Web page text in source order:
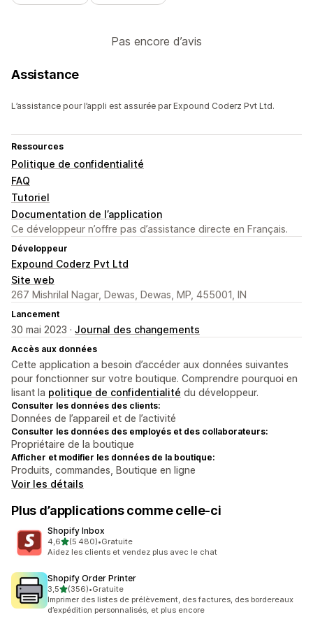
Pas encore d’avis
Assistance
L’assistance pour l’appli est assurée par Expound Coderz Pvt Ltd.
Ressources
Politique de confidentialité
FAQ
Tutoriel
Documentation de l’application
Ce développeur n’offre pas d’assistance directe en Français.
Développeur
Expound Coderz Pvt Ltd
Site web
267 Mishrilal Nagar, Dewas, Dewas, MP, 455001, IN
Lancement
30 mai 2023 · Journal des changements
Accès aux données
Cette application a besoin d’accéder aux données suivantes
pour fonctionner sur votre boutique. Comprendre pourquoi en
lisant la politique de confidentialité du développeur.
Consulter les données des clients:
Données de l’appareil et de l’activité
Consulter les données des employés et des collaborateurs:
Propriétaire de la boutique
Afficher et modifier les données de la boutique:
Produits, commandes, Boutique en ligne
Voir les détails
Plus d’applications comme celle-ci
Shopify Inbox
4,6étoile(s) sur 5
(5 480)
5480 avis au total
•Gratuite
Aidez les clients et vendez plus avec le chat
Shopify Order Printer
3,5étoile(s) sur 5
(356)
356 avis au total
•Gratuite
Imprimer des listes de prélèvement, des factures, des bordereaux
d’expédition personnalisés, et plus encore